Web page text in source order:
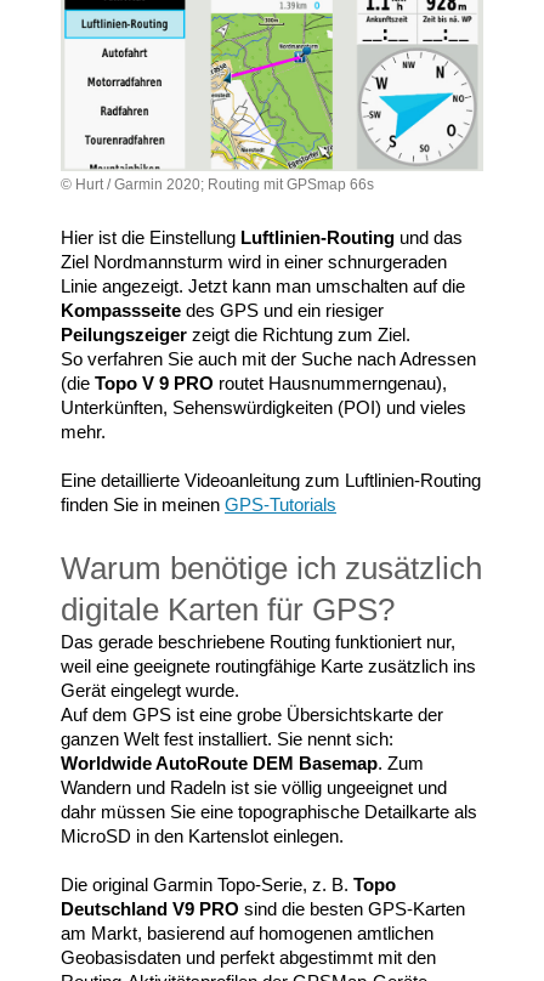
© Hurt / Garmin 2020; Routing mit GPSmap 66s
Hier ist die Einstellung Luftlinien-Routing und das
Ziel Nordmannsturm wird in einer schnurgeraden
Linie angezeigt. Jetzt kann man umschalten auf die
Kompassseite des GPS und ein riesiger
Peilungszeiger zeigt die Richtung zum Ziel.
So verfahren Sie auch mit der Suche nach Adressen
(die Topo V 9 PRO routet Hausnummerngenau),
Unterkünften, Sehenswürdigkeiten (POI) und vieles
mehr.
Eine detaillierte Videoanleitung zum Luftlinien-Routing
finden Sie in meinen GPS-Tutorials
Warum benötige ich zusätzlich
digitale Karten für GPS?
Das gerade beschriebene Routing funktioniert nur,
weil eine geeignete routingfähige Karte zusätzlich ins
Gerät eingelegt wurde.
Auf dem GPS ist eine grobe Übersichtskarte der
ganzen Welt fest installiert. Sie nennt sich:
Worldwide AutoRoute DEM Basemap. Zum
Wandern und Radeln ist sie völlig ungeeignet und
dahr müssen Sie eine topographische Detailkarte als
MicroSD in den Kartenslot einlegen.
Die original Garmin Topo-Serie, z. B. Topo
Deutschland V9 PRO sind die besten GPS-Karten
am Markt, basierend auf homogenen amtlichen
Geobasisdaten und perfekt abgestimmt mit den